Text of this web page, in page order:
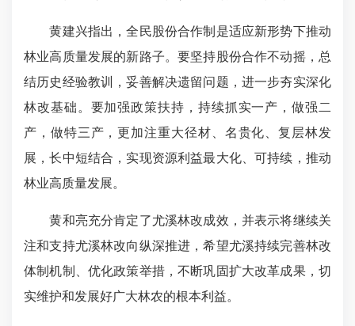
黄建兴指出，全民股份合作制是适应新形势下推动
林业高质量发展的新路子。要坚持股份合作不动摇，总
结历史经验教训，妥善解决遗留问题，进一步夯实深化
林改基础。要加强政策扶持，持续抓实一产，做强二
产，做特三产，更加注重大径材、名贵化、复层林发
展，长中短结合，实现资源利益最大化、可持续，推动
林业高质量发展。
黄和亮充分肯定了尤溪林改成效，并表示将继续关
注和支持尤溪林改向纵深推进，希望尤溪持续完善林改
体制机制、优化政策举措，不断巩固扩大改革成果，切
实维护和发展好广大林农的根本利益。